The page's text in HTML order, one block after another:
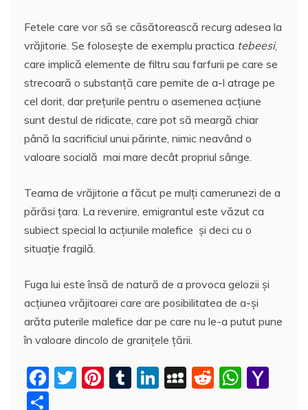
Fetele care vor să se căsătorească recurg adesea la
vrăjitorie. Se foloseşte de exemplu practica tebeesi,
care implică elemente de filtru sau farfurii pe care se
strecoară o substanţă care pemite de a-l atrage pe
cel dorit, dar preţurile pentru o asemenea acţiune
sunt destul de ridicate, care pot să meargă chiar
până la sacrificiul unui părinte, nimic neavând o
valoare socială mai mare decât propriul sânge.
Teama de vrăjitorie a făcut pe mulţi camerunezi de a
părăsi ţara. La revenire, emigrantul este văzut ca
subiect special la acţiunile malefice şi deci cu o
situaţie fragilă.
Fuga lui este însă de natură de a provoca gelozii şi
acţiunea vrăjitoarei care are posibilitatea de a-şi
arăta puterile malefice dar pe care nu le-a putut pune
în valoare dincolo de graniţele ţării.
F
T
Pi T
Li M R
W